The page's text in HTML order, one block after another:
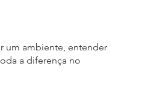
um ambiente, entender
a diferença no